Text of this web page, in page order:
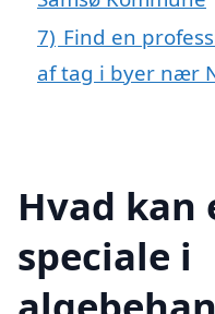
7) Find en
af tag i byer nær
Hvad kan
speciale i